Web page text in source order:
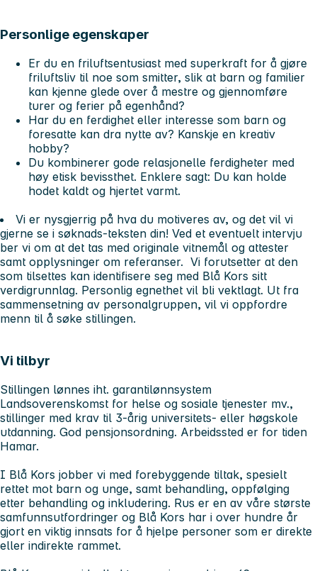
Personlige egenskaper
Er du en friluftsentusiast med superkraft for å gjøre
friluftsliv til noe som smitter, slik at barn og familier
kan kjenne glede over å mestre og gjennomføre
turer og ferier på egenhånd?
Har du en ferdighet eller interesse som barn og
foresatte kan dra nytte av? Kanskje en kreativ
hobby?
Du kombinerer gode relasjonelle ferdigheter med
høy etisk bevissthet. Enklere sagt: Du kan holde
hodet kaldt og hjertet varmt.
Vi er nysgjerrig på hva du motiveres av, og det vil vi
gjerne se i søknads-teksten din! Ved et eventuelt intervju
ber vi om at det tas med originale vitnemål og attester
samt opplysninger om referanser. Vi forutsetter at den
som tilsettes kan identifisere seg med Blå Kors sitt
verdigrunnlag. Personlig egnethet vil bli vektlagt. Ut fra
sammensetning av personalgruppen, vil vi oppfordre
menn til å søke stillingen.
Vi tilbyr
Stillingen lønnes iht. garantilønnsystem
Landsoverenskomst for helse og sosiale tjenester mv.,
stillinger med krav til 3-årig universitets- eller høgskole
utdanning. God pensjonsordning. Arbeidssted er for tiden
Hamar.
I Blå Kors jobber vi med forebyggende tiltak, spesielt
rettet mot barn og unge, samt behandling, oppfølging
etter behandling og inkludering. Rus er en av våre største
samfunnsutfordringer og Blå Kors har i over hundre år
gjort en viktig innsats for å hjelpe personer som er direkte
eller indirekte rammet.